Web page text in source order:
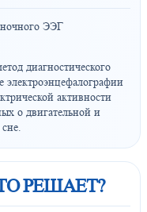
ЭЭГ
диагностического
электроэнцефалографии
активности
о двигательной и
РЕШАЕТ?